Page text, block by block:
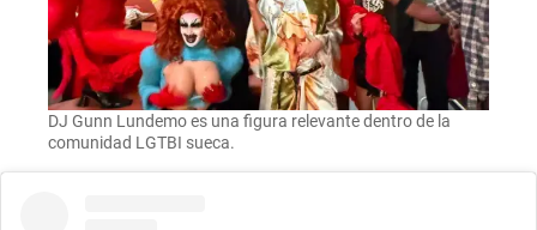
DJ Gunn Lundemo es una figura relevante dentro de la
comunidad LGTBI sueca.